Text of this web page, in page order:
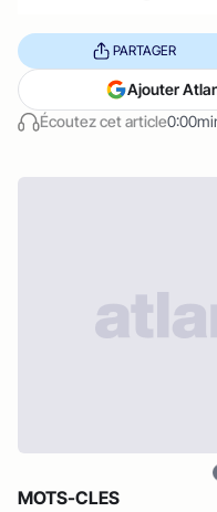
Écoutez cet article
PARTAGER
Ajouter
MOTS-CLES